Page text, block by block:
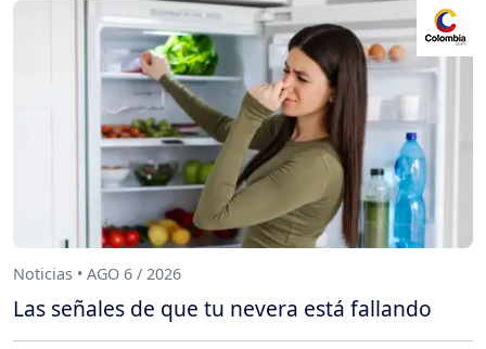
Noticias • AGO 6 / 2026
Las señales de que tu nevera está fallando